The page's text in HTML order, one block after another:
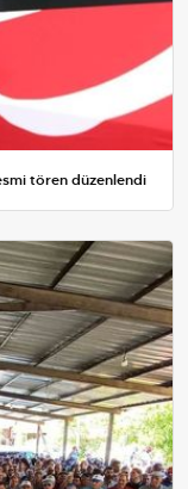
tören düzenlendi